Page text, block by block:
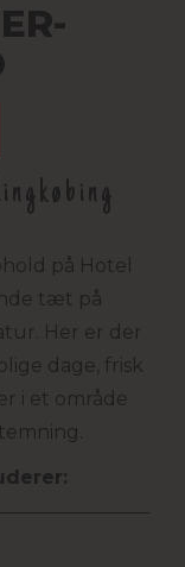
på Hotel
tæt på
Her er der
dage, frisk
i et område